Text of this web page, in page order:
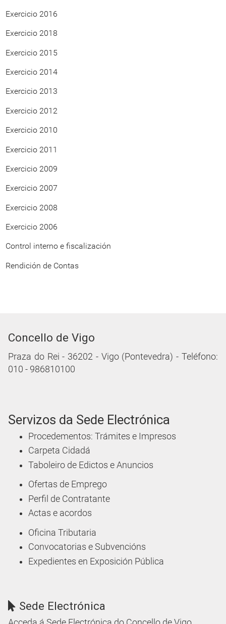
Exercicio 2016
Exercicio 2018
Exercicio 2015
Exercicio 2014
Exercicio 2013
Exercicio 2012
Exercicio 2010
Exercicio 2011
Exercicio 2009
Exercicio 2007
Exercicio 2008
Exercicio 2006
Control interno e fiscalización
Rendición de Contas
Concello de Vigo
Praza do Rei - 36202 - Vigo (Pontevedra) - Teléfono:
010 - 986810100
Servizos da Sede Electrónica
Procedementos: Trámites e Impresos
Carpeta Cidadá
Taboleiro de Edictos e Anuncios
Ofertas de Emprego
Perfil de Contratante
Actas e acordos
Oficina Tributaria
Convocatorias e Subvencións
Expedientes en Exposición Pública
Sede Electrónica